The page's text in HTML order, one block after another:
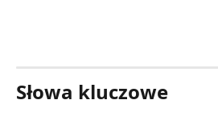
Słowa kluczowe